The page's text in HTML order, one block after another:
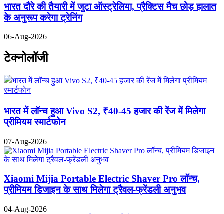
भारत दौरे की तैयारी में जुटा ऑस्ट्रेलिया, प्रैक्टिस मैच छोड़ हालात
के अनुरूप करेगा ट्रेनिंग
06-Aug-2026
टेक्नोलॉजी
भारत में लॉन्च हुआ Vivo S2, ₹40-45 हजार की रेंज में मिलेगा
प्रीमियम स्मार्टफोन
07-Aug-2026
Xiaomi Mijia Portable Electric Shaver Pro लॉन्च,
प्रीमियम डिजाइन के साथ मिलेगा ट्रैवल-फ्रेंडली अनुभव
04-Aug-2026